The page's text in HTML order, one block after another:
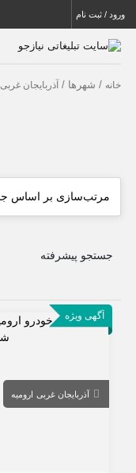
ورود / ثبت نام
خانه / شهرها / آذربایجان غربی
جستجو پیشرفته
آگهی ویژه
آذربایجان غربی ارومیه